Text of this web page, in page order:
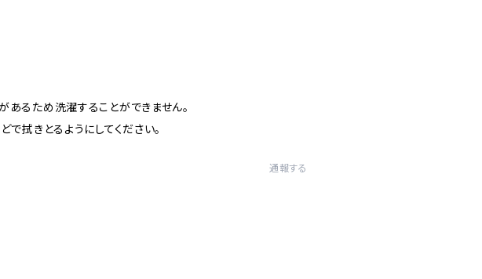
るため洗濯することができません。
拭きとるようにしてください。
通報する